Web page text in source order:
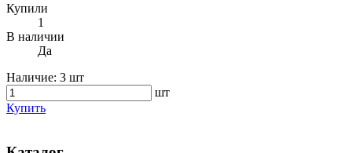
Купили
1
В наличии
Да
Наличие: 3 шт
шт
Купить